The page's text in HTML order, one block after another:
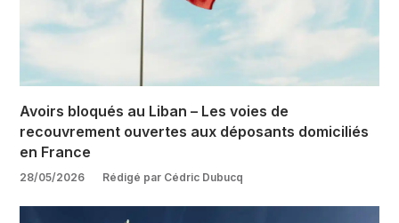
Avoirs bloqués au Liban – Les voies de
recouvrement ouvertes aux déposants domiciliés
en France
28/05/2026 Rédigé par Cédric Dubucq